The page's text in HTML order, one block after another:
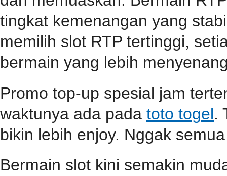
tingkat kemenangan yang
memilih slot RTP tertinggi,
bermain yang lebih
Promo top-up spesial jam
waktunya ada pada toto togel.
bikin lebih enjoy. Nggak
Bermain slot kini semakin